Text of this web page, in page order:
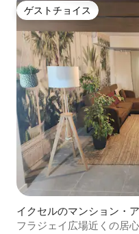
ゲストチョイス
ゲストチョイス
イクセルのマンション・
フラジェイ広場近くの居